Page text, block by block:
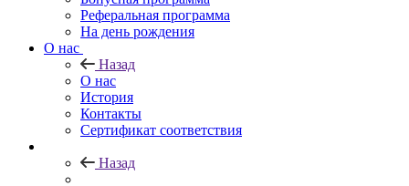
Реферальная программа
На день рождения
О нас
Назад
О нас
История
Контакты
Сертификат соответствия
Назад